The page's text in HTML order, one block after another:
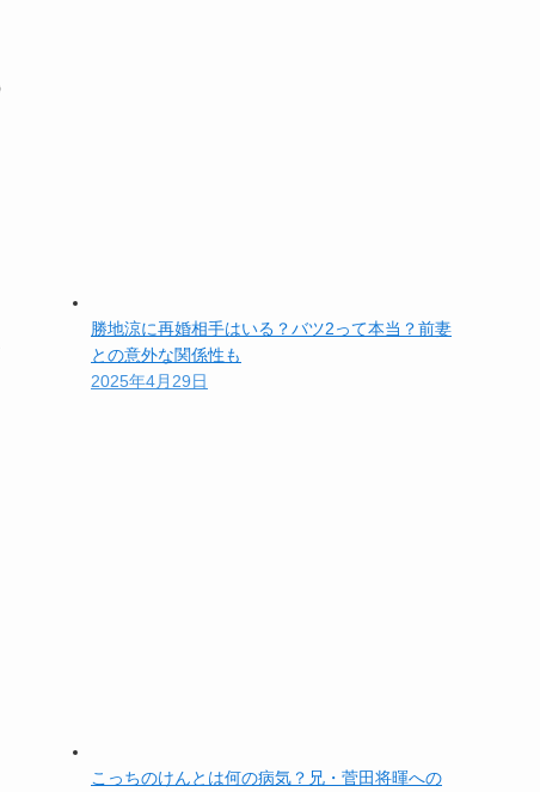
勝地涼に再婚相手はいる？バツ2って本当？前妻
との意外な関係性も
2025年4月29日
こっちのけんとは何の病気？兄・菅田将暉への